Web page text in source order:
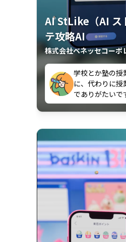
AI StLike（AI ス
テ攻略AI
株式会社ベネッセコーポ
古文漢文を主に
が、復習するの
解説動画が本